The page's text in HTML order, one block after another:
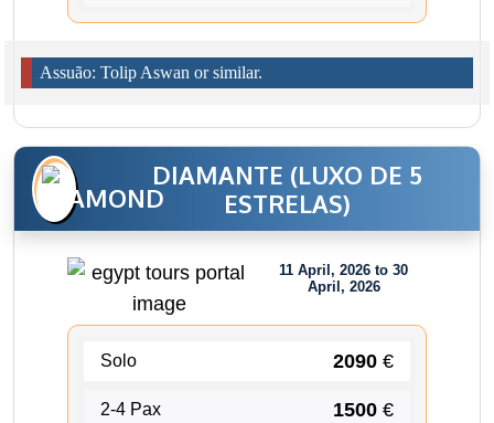
Assuão: Tolip Aswan or similar.
DIAMANTE (LUXO DE 5
ESTRELAS)
11 April, 2026 to 30
April, 2026
Solo 2090 €
2-4 Pax 1500 €